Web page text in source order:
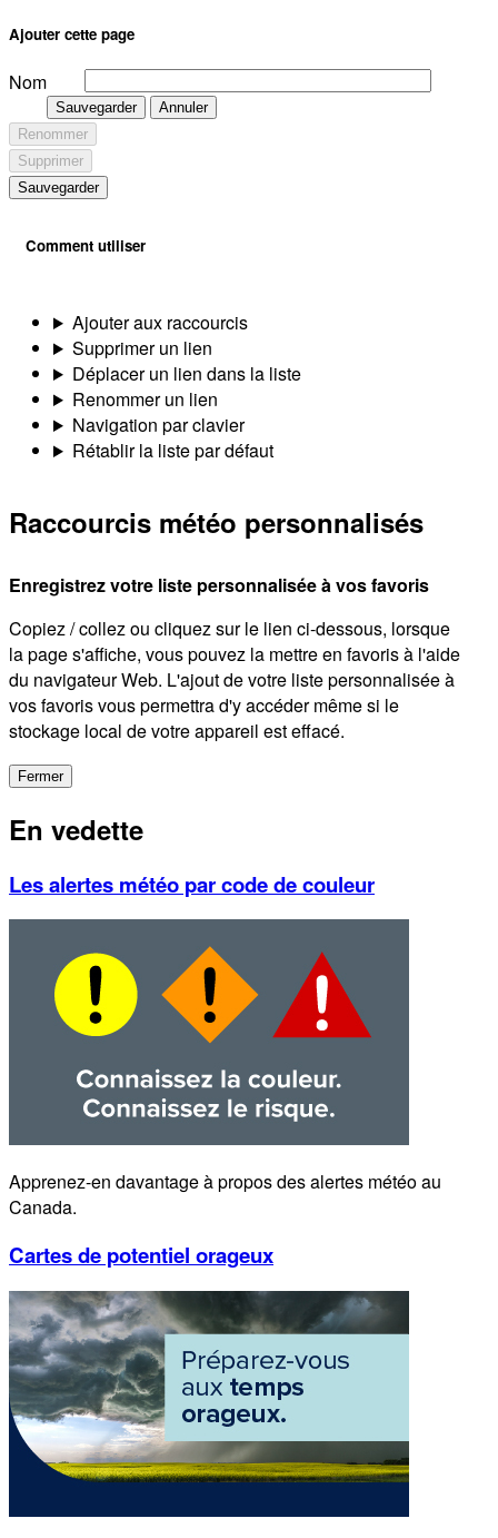
Ajouter cette page
Nom
Sauvegarder
Annuler
Renommer
Supprimer
Sauvegarder
Comment utiliser
Ajouter aux raccourcis
Supprimer un lien
Déplacer un lien dans la liste
Renommer un lien
Navigation par clavier
Rétablir la liste par défaut
Raccourcis météo personnalisés
Enregistrez votre liste personnalisée à vos favoris
Copiez / collez ou cliquez sur le lien ci-dessous, lorsque
la page s'affiche, vous pouvez la mettre en favoris à l'aide
du navigateur Web. L'ajout de votre liste personnalisée à
vos favoris vous permettra d'y accéder même si le
stockage local de votre appareil est effacé.
Fermer
En vedette
Les alertes météo par code de couleur
Apprenez-en davantage à propos des alertes météo au
Canada.
Cartes de potentiel orageux